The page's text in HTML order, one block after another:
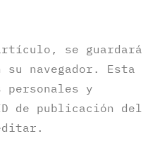
se guardará
navegador. Esta
personales y
de publicación del